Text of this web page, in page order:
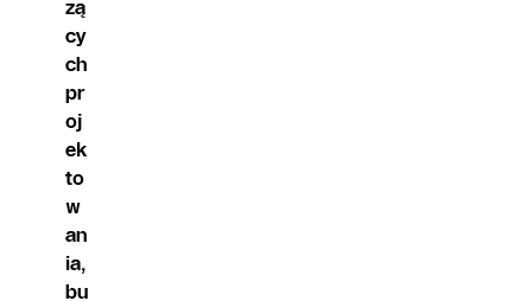
zą
cy
ch
pr
oj
ek
to
w
an
ia,
bu